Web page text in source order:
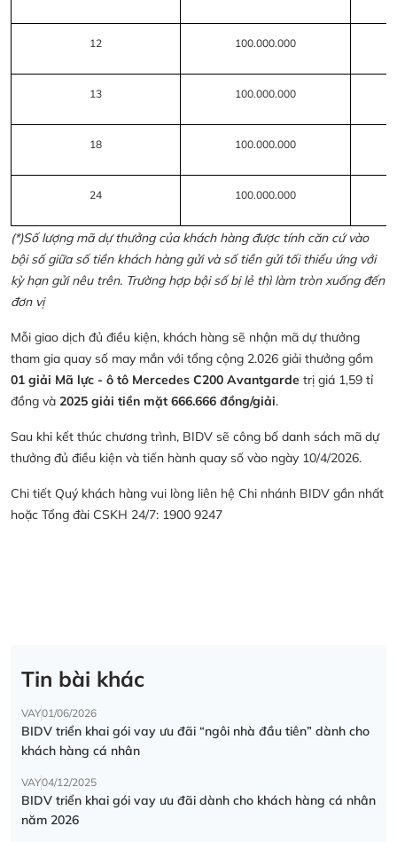
12 100.000.000
13 100.000.000
18 100.000.000
24 100.000.000
(*)Số lượng mã dự thưởng của khách hàng được tính căn cứ vào
bội số giữa số tiền khách hàng gửi và số tiền gửi tối thiểu ứng với
kỳ hạn gửi nêu trên. Trường hợp bội số bị lẻ thì làm tròn xuống đến
đơn vị
Mỗi giao dịch đủ điều kiện, khách hàng sẽ nhận mã dự thưởng
tham gia quay số may mắn với tổng cộng 2.026 giải thưởng gồm
01 giải Mã lực - ô tô Mercedes C200 Avantgarde trị giá 1,59 tỉ
đồng và 2025 giải tiền mặt 666.666 đồng/giải.
Sau khi kết thúc chương trình, BIDV sẽ công bố danh sách mã dự
thưởng đủ điều kiện và tiến hành quay số vào ngày 10/4/2026.
Chi tiết Quý khách hàng vui lòng liên hệ Chi nhánh BIDV gần nhất
hoặc Tổng đài CSKH 24/7: 1900 9247
Tin bài khác
VAY01/06/2026
BIDV triển khai gói vay ưu đãi “ngôi nhà đầu tiên” dành cho
khách hàng cá nhân
VAY04/12/2025
BIDV triển khai gói vay ưu đãi dành cho khách hàng cá nhân
năm 2026